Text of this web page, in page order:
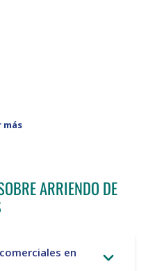
ARRIENDO DE
en